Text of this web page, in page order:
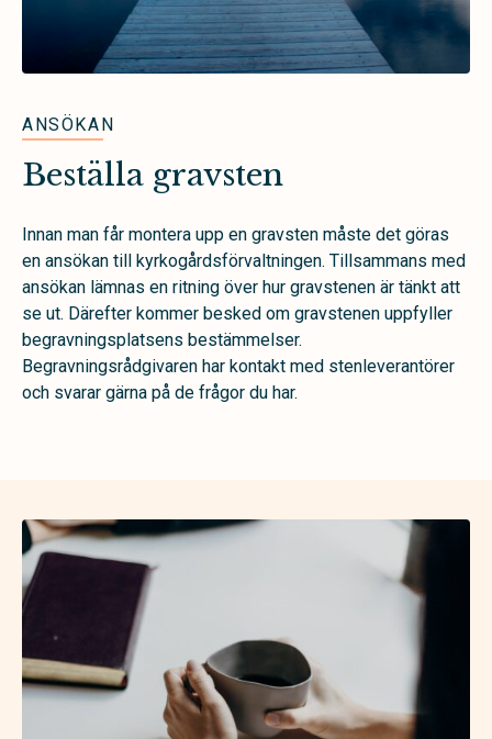
ANSÖKAN
Beställa gravsten
Innan man får montera upp en gravsten måste det göras
en ansökan till kyrkogårdsförvaltningen. Tillsammans med
ansökan lämnas en ritning över hur gravstenen är tänkt att
se ut. Därefter kommer besked om gravstenen uppfyller
begravningsplatsens bestämmelser.
Begravningsrådgivaren har kontakt med stenleverantörer
och svarar gärna på de frågor du har.